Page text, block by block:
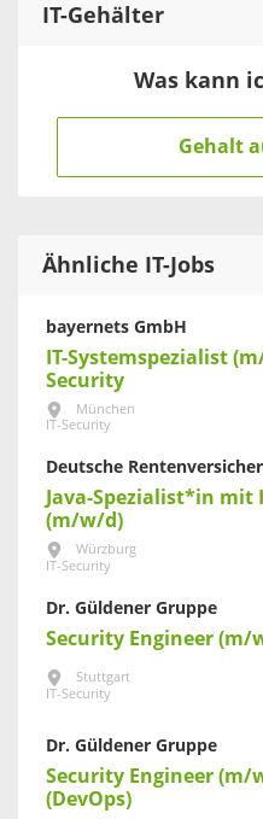
IT-Gehälter
Was kann
Gehalt
Ähnliche IT-Jobs
bayernets GmbH
IT-Systemspezialist
Security
München
IT-Security
Deutsche
Java-Spezialist*in mit
(m/w/d)
Würzburg
IT-Security
Dr. Güldener Gruppe
Security Engineer (m/
Stuttgart
IT-Security
Dr. Güldener Gruppe
Security Engineer
(DevOps)